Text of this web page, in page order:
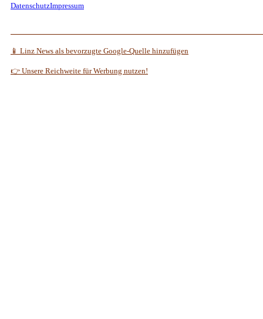
DatenschutzImpressum
📱 Linz News als bevorzugte Google-Quelle hinzufügen
👉 Unsere Reichweite für Werbung nutzen!